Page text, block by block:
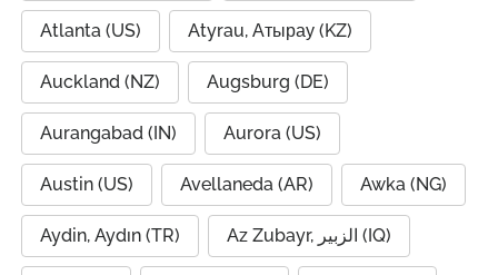
Atlanta (US) Atyrau, Атырау (KZ)
Auckland (NZ) Augsburg (DE)
Aurangabad (IN) Aurora (US)
Austin (US) Avellaneda (AR) Awka (NG)
Aydin, Aydın (TR) Az Zubayr, الزبير (IQ)